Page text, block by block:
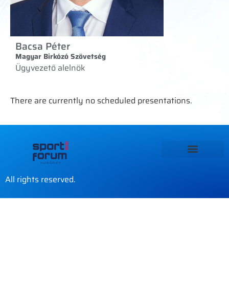
Bacsa Péter
Magyar Birkózó Szövetség
Ügyvezető alelnök
There are currently no scheduled presentations.
All rights reserved.